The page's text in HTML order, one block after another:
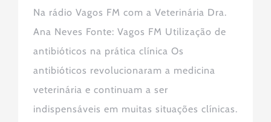
Na rádio Vagos FM com a Veterinária Dra.
Ana Neves Fonte: Vagos FM Utilização de
antibióticos na prática clínica Os
antibióticos revolucionaram a medicina
veterinária e continuam a ser
indispensáveis em muitas situações clínicas.